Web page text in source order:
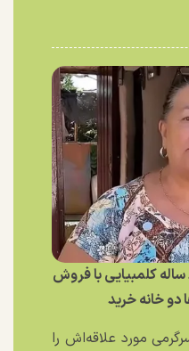
ملکه شایعه کلمبیا؛ زن ۶۷ ساله کلمبیایی با فروش
خانه خرید
سرگرمی مورد علاقه‌اش را